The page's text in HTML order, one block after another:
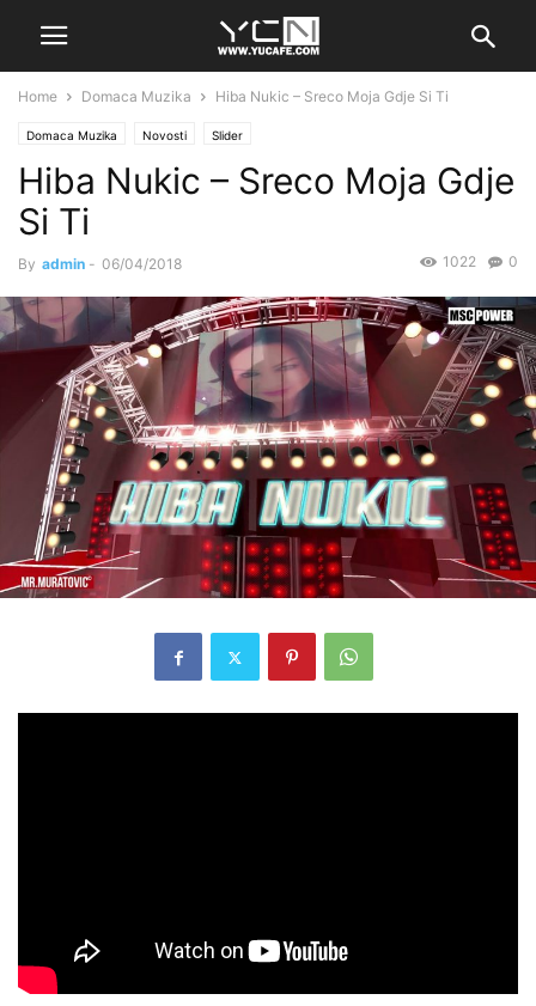
Home Domaca Muzika Hiba Nukic – Sreco Moja Gdje Si Ti
Domaca Muzika Novosti Slider
Hiba Nukic – Sreco Moja Gdje
Si Ti
By admin - 06/04/2018 0
1022